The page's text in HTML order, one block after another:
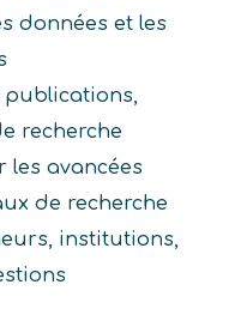
données et les
publications,
recherche
les avancées
de recherche
institutions,